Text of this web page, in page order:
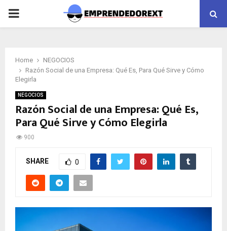
PRIMARY
Home
NEGOCIOS
Razón Social de una Empresa: Qué Es, Para Qué Sirve y Cómo
Elegirla
NEGOCIOS
Razón Social de una Empresa: Qué Es,
Para Qué Sirve y Cómo Elegirla
900
SHARE 0